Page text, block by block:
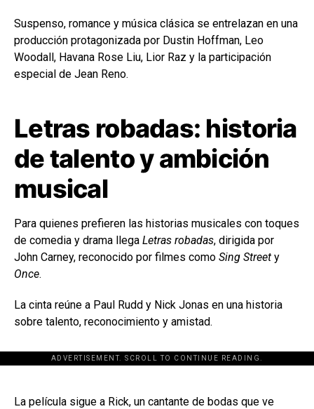
Suspenso, romance y música clásica se entrelazan en una
producción protagonizada por Dustin Hoffman, Leo
Woodall, Havana Rose Liu, Lior Raz y la participación
especial de Jean Reno.
Letras robadas: historia
de talento y ambición
musical
Para quienes prefieren las historias musicales con toques
de comedia y drama llega Letras robadas, dirigida por
John Carney, reconocido por filmes como Sing Street y
Once.
La cinta reúne a Paul Rudd y Nick Jonas en una historia
sobre talento, reconocimiento y amistad.
ADVERTISEMENT. SCROLL TO CONTINUE READING.
[adsforwp id="243463"]
La película sigue a Rick, un cantante de bodas que ve